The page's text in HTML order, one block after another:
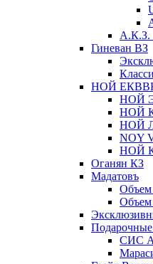
А.К.З.
Гиневан ВЗ
НОЙ
НОЙ
НОЙ
НОЙ
NOY
НОЙ
Оганян КЗ
Мадатовъ
Объем
Объем
СИС